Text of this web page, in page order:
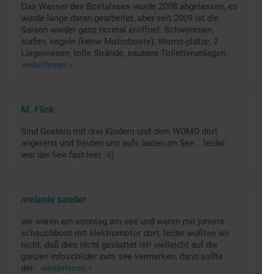
Das Wasser des Bostalsees wurde 2008 abgelassen, es
wurde lange daran gearbeitet, aber seit 2009 ist die
Saison wieder ganz normal eröffnet. Schwimmen,
surfen, segeln (keine Motorboote), Womo-plätze, 2
Liegewiesen, tolle Strände, saubere Toilettenanlagen...
weiterlesen »
M. Flick
Sind Gestern mit drei Kindern und dem WOMO dort
angereist und freuten uns aufs baden im See... leider
war der See fast leer :-((
melanie sander
wir waren am sonntag am see und waren mit juniors
schauchboot mit elektromotor dort, leider wußten wir
nicht, daß dies nicht gestattet ist! vielleicht auf die
ganzen infoschilder zum see vermerken, dann sollte
der... weiterlesen »